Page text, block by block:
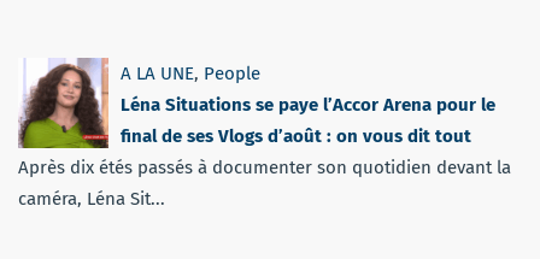
A LA UNE, People
Léna Situations se paye l’Accor Arena pour le
final de ses Vlogs d’août : on vous dit tout
Après dix étés passés à documenter son quotidien devant la
caméra, Léna Sit...